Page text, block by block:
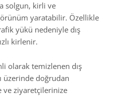
solgun, kirli ve
yaratabilir. Özellikle
yükü nedeniyle dış
kirlenir.
olarak temizlenen dış
üzerinde doğrudan
ziyaretçilerinize